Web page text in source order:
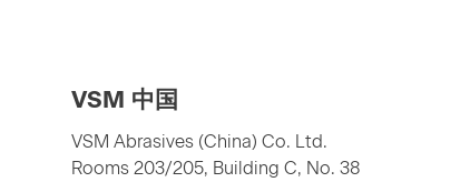
VSM 中国
VSM Abrasives (China) Co. Ltd.
Rooms 203/205, Building C, No. 38